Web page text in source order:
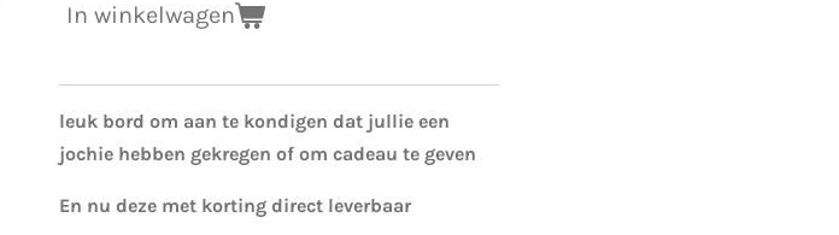
In winkelwagen
leuk bord om aan te kondigen dat jullie een
jochie hebben gekregen of om cadeau te geven
En nu deze met korting direct leverbaar